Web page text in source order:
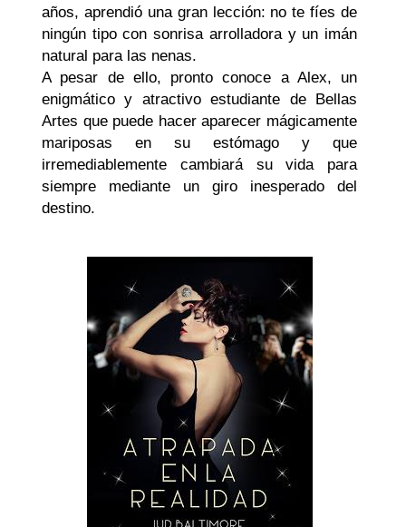
años, aprendió una gran lección: no te fíes de
ningún tipo con sonrisa arrolladora y un imán
natural para las nenas.
A pesar de ello, pronto conoce a Alex, un
enigmático y atractivo estudiante de Bellas
Artes que puede hacer aparecer mágicamente
mariposas en su estómago y que
irremediablemente cambiará su vida para
siempre mediante un giro inesperado del
destino.